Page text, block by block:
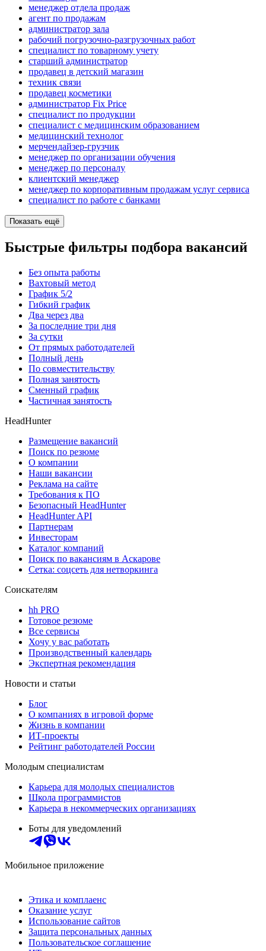
менеджер отдела продаж
агент по продажам
администратор зала
рабочий погрузочно-разгрузочных работ
специалист по товарному учету
старший администратор
продавец в детский магазин
техник связи
продавец косметики
администратор Fix Price
специалист по продукции
специалист с медицинским образованием
медицинский технолог
мерчендайзер-грузчик
менеджер по организации обучения
менеджер по персоналу
клиентский менеджер
менеджер по корпоративным продажам услуг сервиса
специалист по работе с банками
Показать ещё
Быстрые фильтры подбора вакансий
Без опыта работы
Вахтовый метод
График 5/2
Гибкий график
Два через два
За последние три дня
За сутки
От прямых работодателей
Полный день
По совместительству
Полная занятость
Сменный график
Частичная занятость
HeadHunter
Размещение вакансий
Поиск по резюме
О компании
Наши вакансии
Реклама на сайте
Требования к ПО
Безопасный HeadHunter
HeadHunter API
Партнерам
Инвесторам
Каталог компаний
Поиск по вакансиям в Аскарове
Сетка: соцсеть для нетворкинга
Соискателям
hh PRO
Готовое резюме
Все сервисы
Хочу у вас работать
Производственный календарь
Экспертная рекомендация
Новости и статьи
Блог
О компаниях в игровой форме
Жизнь в компании
ИТ-проекты
Рейтинг работодателей России
Молодым специалистам
Карьера для молодых специалистов
Школа программистов
Карьера в некоммерческих организациях
Боты для уведомлений
Мобильное приложение
Этика и комплаенс
Оказание услуг
Использование сайтов
Защита персональных данных
Пользовательское соглашение